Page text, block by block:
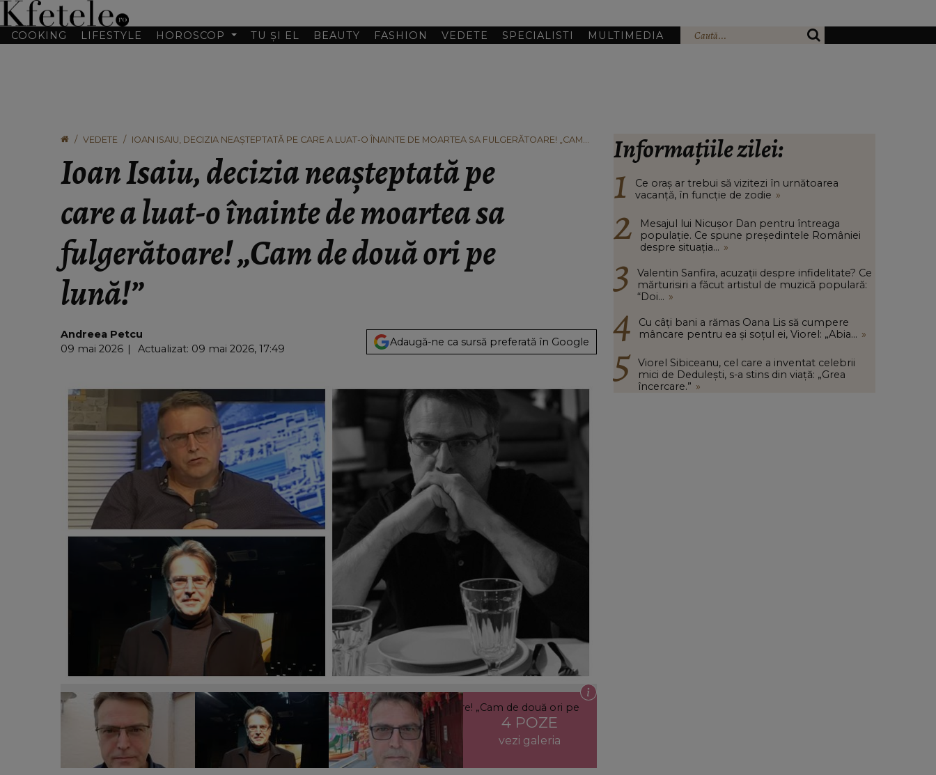
COOKING LIFESTYLE HOROSCOP TU ȘI EL BEAUTY FASHION VEDETE SPECIALISTI MULTIMEDIA
VEDETE
IOAN ISAIU, DECIZIA NEAȘTEPTATĂ PE CARE A LUAT-O ÎNAINTE DE MOARTEA SA FULGERĂTOARE! „CAM
Ioan Isaiu, decizia neașteptată pe
care a luat-o înainte de moartea sa
fulgerătoare! „Cam de două ori pe
lună!”
Andreea Petcu
09 mai 2026
Actualizat: 09 mai 2026, 17:49
Adaugă-ne ca sursă preferată în Google
Ioan Isaiu, decizia neașteptată pe care a luat-o înainte de moartea sa fulgerătoare! „Cam de două ori pe
4 POZE
vezi galeria
Informațiile zilei:
Ce oraș ar trebui să vizitezi în urnătoarea
vacanță, în funcție de zodie »
Mesajul lui Nicușor Dan pentru întreaga
populație. Ce spune președintele României
despre situația... »
Valentin Sanfira, acuzații despre infidelitate? Ce
mărturisiri a făcut artistul de muzică populară:
“Doi... »
Cu câți bani a rămas Oana Lis să cumpere
mâncare pentru ea și soțul ei, Viorel: „Abia... »
Viorel Sibiceanu, cel care a inventat celebrii
mici de Dedulești, s-a stins din viață: „Grea
încercare.” »